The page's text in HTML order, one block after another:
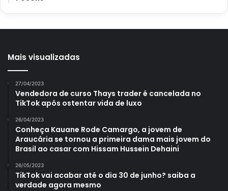
Avalie este post post
loteria Lotofácil sorteio
Mais visualizadas
27/04/2023
Vendedora de curso Thays trader é cancelada no
TikTok após ostentar vida de luxo
26/04/2023
Conheça Kauane Rode Camargo, a jovem de
Araucária se tornou a primeira dama mais jovem do
Brasil ao casar com Hissam Hussein Dehaini
26/05/2023
TikTok vai acabar até o dia 30 de junho? saiba a
verdade agora mesmo